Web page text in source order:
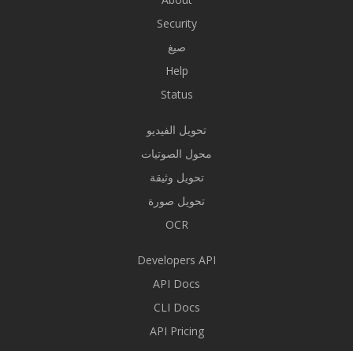
Security
صيغ
Help
Status
تحويل الفيديو
محول الصوتيات
تحويل وثيقة
تحويل صورة
OCR
Developers API
API Docs
CLI Docs
API Pricing